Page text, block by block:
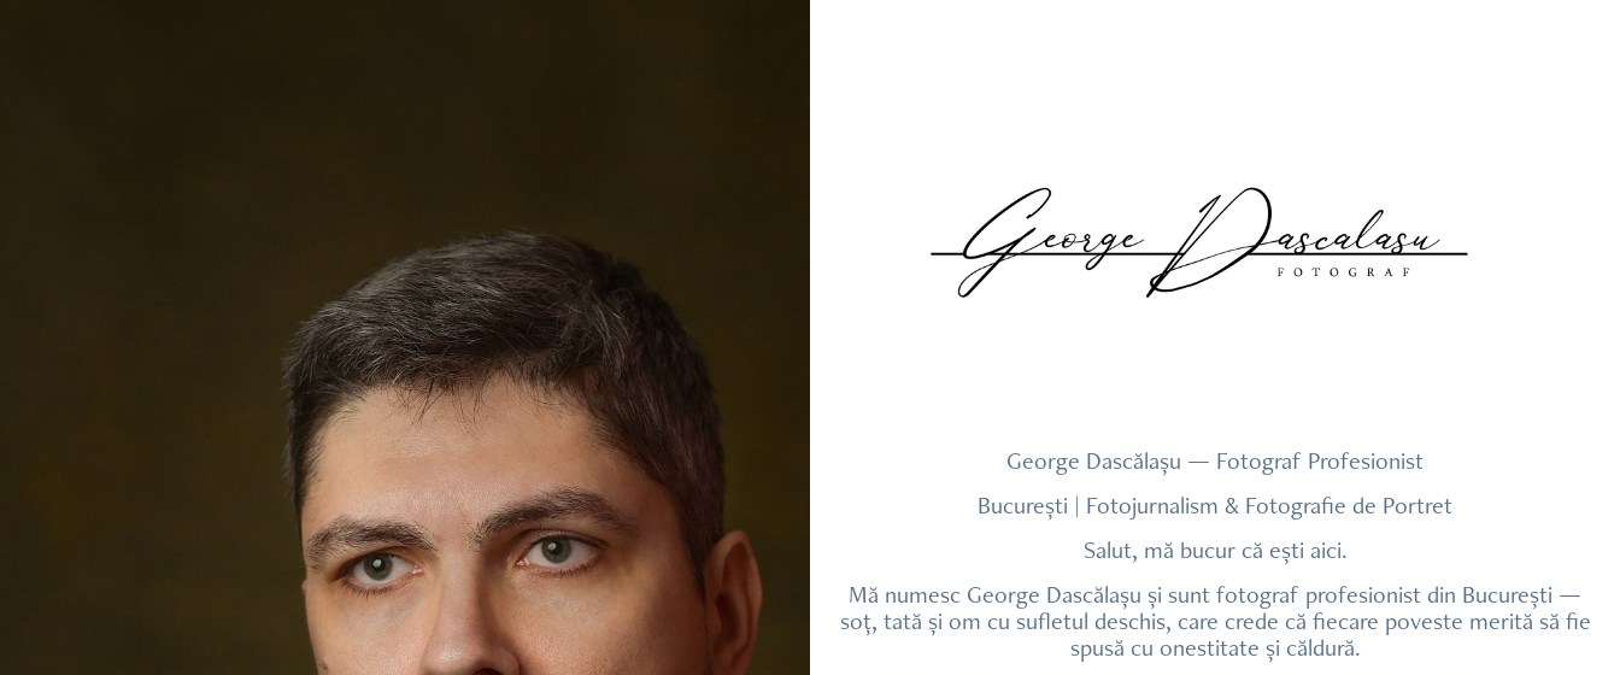
George Dascălașu — Fotograf Profesionist
București | Fotojurnalism & Fotografie de Portret
Salut, mă bucur că ești aici.
Mă numesc George Dascălașu și sunt fotograf profesionist din București —
soț, tată și om cu sufletul deschis, care crede că fiecare poveste merită să fie
spusă cu onestitate și căldură.